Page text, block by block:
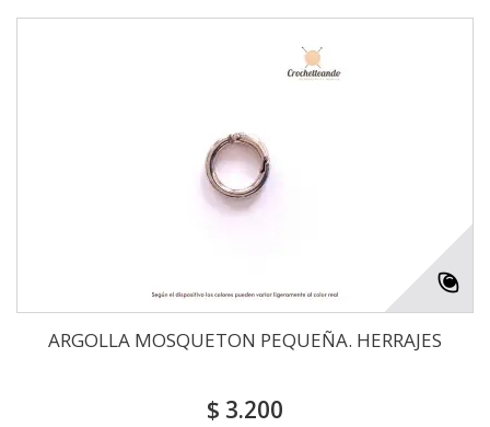
ARGOLLA MOSQUETON PEQUEÑA. HERRAJES
$ 3.200